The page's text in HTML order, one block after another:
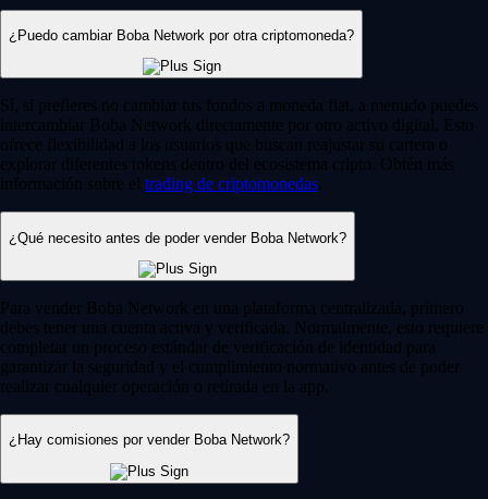
¿Puedo cambiar Boba Network por otra criptomoneda?
Sí, si prefieres no cambiar tus fondos a moneda fiat, a menudo puedes
intercambiar Boba Network directamente por otro activo digital. Esto
ofrece flexibilidad a los usuarios que buscan reajustar su cartera o
explorar diferentes tokens dentro del ecosistema cripto. Obtén más
información sobre el trading de criptomonedas
¿Qué necesito antes de poder vender Boba Network?
Para vender Boba Network en una plataforma centralizada, primero
debes tener una cuenta activa y verificada. Normalmente, esto requiere
completar un proceso estándar de verificación de identidad para
garantizar la seguridad y el cumplimiento normativo antes de poder
realizar cualquier operación o retirada en la app.
¿Hay comisiones por vender Boba Network?